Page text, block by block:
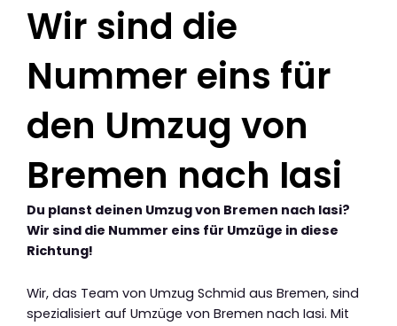
Wir sind die
Nummer eins für
den Umzug von
Bremen nach Iasi
Du planst deinen Umzug von Bremen nach Iasi?
Wir sind die Nummer eins für Umzüge in diese
Richtung!
Wir, das Team von Umzug Schmid aus Bremen, sind
spezialisiert auf Umzüge von Bremen nach Iasi. Mit